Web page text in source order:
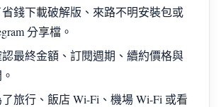
錢下載破解版、來路不明安裝包或
分享檔。
最終金額、訂閱週期、續約價格與
旅行、飯店 Wi-Fi、機場 Wi-Fi 或看